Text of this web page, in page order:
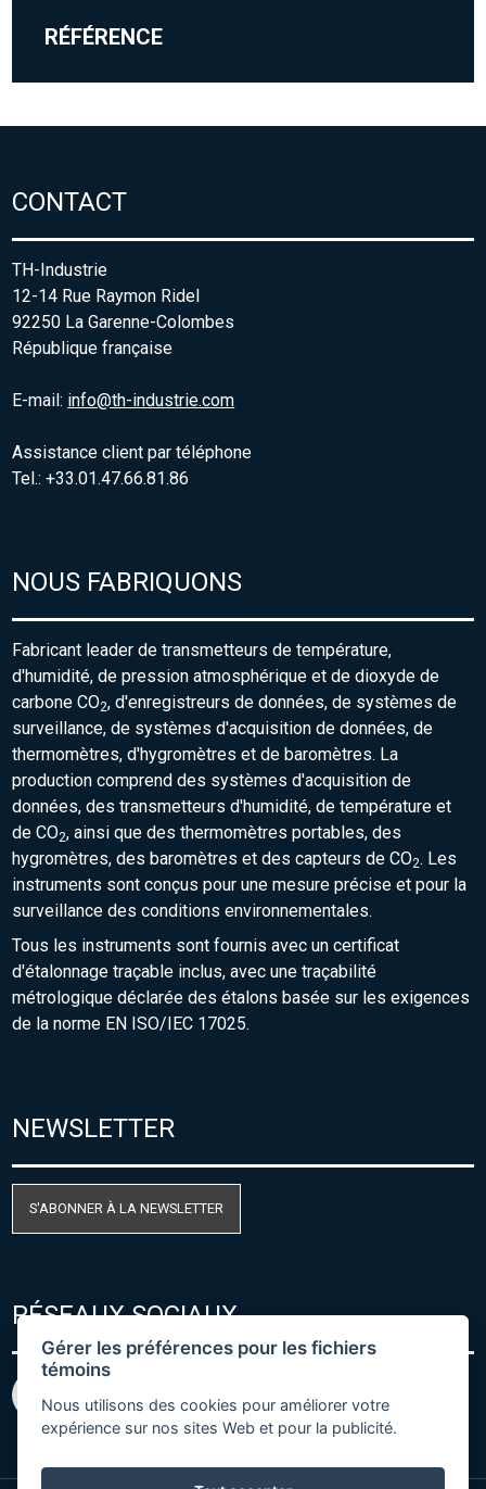
RÉFÉRENCE
CONTACT
TH-Industrie
12-14 Rue Raymon Ridel
92250 La Garenne-Colombes
République française
E-mail: info@th-industrie.com
Assistance client par téléphone
Tel.: +33.01.47.66.81.86
NOUS FABRIQUONS
Fabricant leader de transmetteurs de température,
d'humidité, de pression atmosphérique et de dioxyde de
carbone CO2, d'enregistreurs de données, de systèmes de
surveillance, de systèmes d'acquisition de données, de
thermomètres, d'hygromètres et de baromètres. La
production comprend des systèmes d'acquisition de
données, des transmetteurs d'humidité, de température et
de CO2, ainsi que des thermomètres portables, des
hygromètres, des baromètres et des capteurs de CO2. Les
instruments sont conçus pour une mesure précise et pour la
surveillance des conditions environnementales.
Tous les instruments sont fournis avec un certificat
d'étalonnage traçable inclus, avec une traçabilité
métrologique déclarée des étalons basée sur les exigences
de la norme EN ISO/IEC 17025.
NEWSLETTER
S'ABONNER À LA NEWSLETTER
RÉSEAUX SOCIAUX
Gérer les préférences pour les fichiers
témoins
Nous utilisons des cookies pour améliorer votre
expérience sur nos sites Web et pour la publicité.